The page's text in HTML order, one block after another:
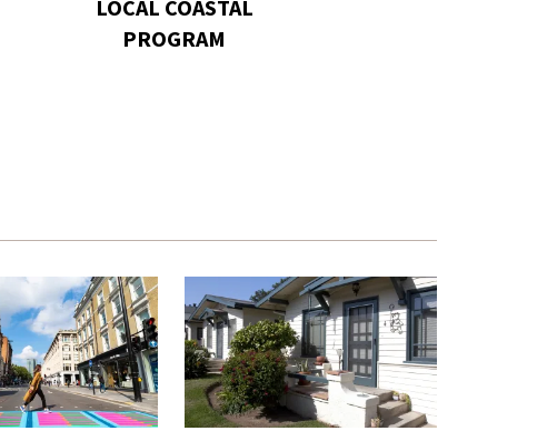
LOCAL COASTAL
PROGRAM